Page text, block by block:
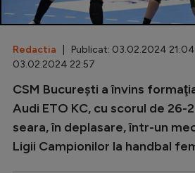
Inedit
Champions League
Europa League
Redactia | Publicat: 03.02.2024
03.02.2024 22:57
CSM Bucureşti a învins
Audi ETO KC, cu scorul de 26-
seara, în deplasare, într-un
Ligii Campionilor la handbal